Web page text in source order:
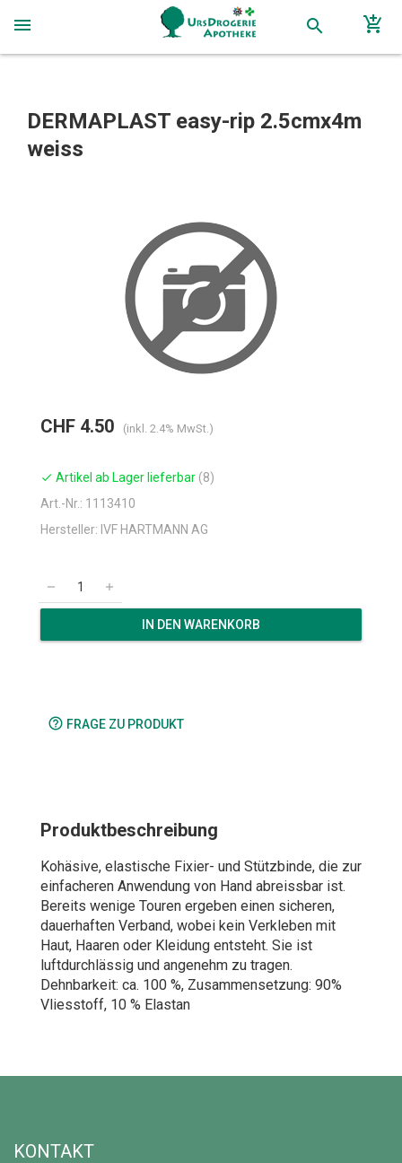
menu search add_shopping_cart
DERMAPLAST easy-rip 2.5cmx4m
weiss
CHF 4.50 (inkl. 2.4% MwSt.)
check Artikel ab Lager lieferbar (8)
Art.-Nr.: 1113410
Hersteller: IVF HARTMANN AG
remove add
IN DEN WARENKORB
help_outline FRAGE ZU PRODUKT
Produktbeschreibung
Kohäsive, elastische Fixier- und Stützbinde, die zur
einfacheren Anwendung von Hand abreissbar ist.
Bereits wenige Touren ergeben einen sicheren,
dauerhaften Verband, wobei kein Verkleben mit
Haut, Haaren oder Kleidung entsteht. Sie ist
luftdurchlässig und angenehm zu tragen.
Dehnbarkeit: ca. 100 %, Zusammensetzung: 90%
Vliesstoff, 10 % Elastan
KONTAKT